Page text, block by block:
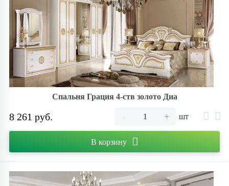
Спальня Грация 4-ств золото Диа
8 261 руб. - + шт
В корзину